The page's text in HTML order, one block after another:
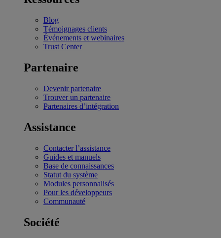
Blog
Témoignages clients
Événements et webinaires
Trust Center
Partenaire
Devenir partenaire
Trouver un partenaire
Partenaires d’intégration
Assistance
Contacter l’assistance
Guides et manuels
Base de connaissances
Statut du système
Modules personnalisés
Pour les développeurs
Communauté
Société